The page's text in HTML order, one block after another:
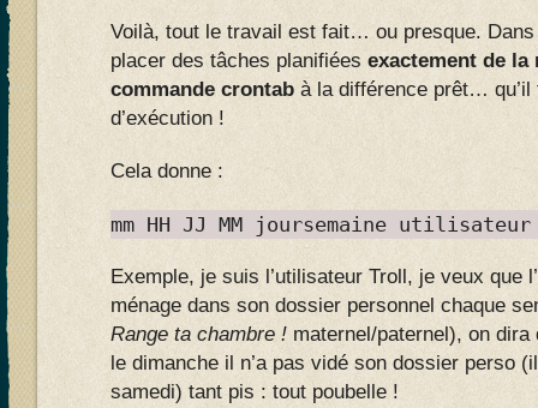
Voilà, tout le travail est fait… ou presque.
placer des tâches planifiées exactement de la
commande crontab à la différence prêt… qu’il
d’exécution !
Cela donne :
mm HH JJ MM joursemaine utilisateur
Exemple, je suis l’utilisateur Troll, je veux que
ménage dans son dossier personnel chaque
Range ta chambre ! maternel/paternel), on dira
le dimanche il n’a pas vidé son dossier perso
samedi) tant pis : tout poubelle !